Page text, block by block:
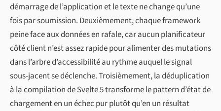
démarrage de l’application et le texte ne change qu’une
fois par soumission. Deuxièmement, chaque framework
peine face aux données en rafale, car aucun planificateur
côté client n’est assez rapide pour alimenter des mutations
dans l’arbre d’accessibilité au rythme auquel le signal
sous-jacent se déclenche. Troisièmement, la déduplication
à la compilation de Svelte 5 transforme le pattern d’état de
chargement en un échec pur plutôt qu’en un résultat